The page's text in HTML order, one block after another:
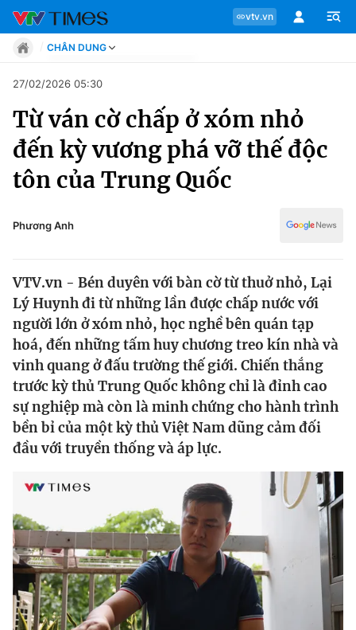
vtv.vn
Chuyên mục
Tin tức
Chân dung
Sự kiện
Bóng đá
Thể thao Điện tử
Các môn khác
VIDEO
Bên lề
CHÂN DUNG
Move
Phong cách
Sự kiện
Bóng đá
27/02/2026 05:30
Từ ván cờ chấp ở xóm nhỏ
đến kỳ vương phá vỡ thế độc
tôn của Trung Quốc
Phương Anh
VTV.vn - Bén duyên với bàn cờ từ thuở nhỏ, Lại
Lý Huynh đi từ những lần được chấp nước với
người lớn ở xóm nhỏ, học nghề bên quán tạp
hoá, đến những tấm huy chương treo kín nhà và
vinh quang ở đấu trường thế giới. Chiến thắng
trước kỳ thủ Trung Quốc không chỉ là đỉnh cao
sự nghiệp mà còn là minh chứng cho hành trình
bền bỉ của một kỳ thủ Việt Nam dũng cảm đối
đầu với truyền thống và áp lực.